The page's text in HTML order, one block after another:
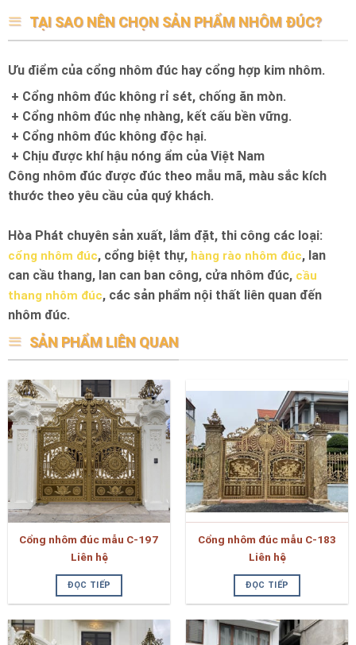
TẠI SAO NÊN CHỌN SẢN PHẨM NHÔM ĐÚC?
Ưu điểm của cổng nhôm đúc hay cổng hợp kim nhôm.
+ Cổng nhôm đúc không rỉ sét, chống ăn mòn.
+ Cổng nhôm đúc nhẹ nhàng, kết cấu bền vững.
+ Cổng nhôm đúc không độc hại.
+ Chịu được khí hậu nóng ẩm của Việt Nam
Công nhôm đúc được đúc theo mẫu mã, màu sắc kích
thước theo yêu cầu của quý khách.
Hòa Phát chuyên sản xuất, lắm đặt, thi công các loại:
cổng nhôm đúc, cổng biệt thự, hàng rào nhôm đúc, lan
can cầu thang, lan can ban công, cửa nhôm đúc, cầu
thang nhôm đúc, các sản phẩm nội thất liên quan đến
nhôm đúc.
SẢN PHẨM LIÊN QUAN
Cổng nhôm đúc mẫu C-197
Liên hệ
ĐỌC TIẾP
Cổng nhôm đúc mẫu C-183
Liên hệ
ĐỌC TIẾP